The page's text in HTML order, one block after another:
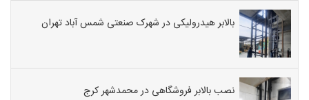
بالابر هیدرولیکی در شهرک صنعتی شمس آباد تهران
نصب بالابر فروشگاهی در محمدشهر کرج